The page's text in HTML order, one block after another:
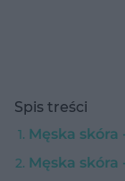
Spis treści
Męska
Męska skóra